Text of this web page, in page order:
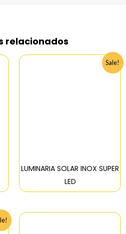
relacionados
Sale!
LUMINARIA SOLAR INOX SUPER
LED